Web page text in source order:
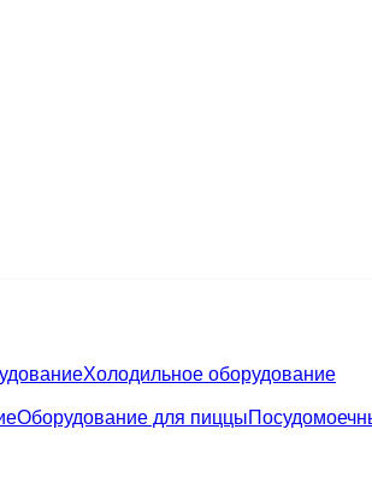
Холодильное оборудование
Оборудование для пиццы